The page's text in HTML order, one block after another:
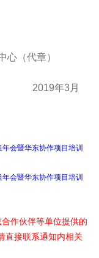
章）
月
会暨华东协作项目培训
会暨华东协作项目培训
作伙伴等单位提供的
直接联系通知内相关